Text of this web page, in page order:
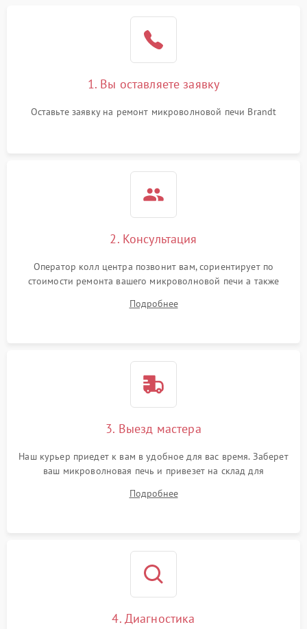
2200 ₽
Не работают сенсорные
1000 ₽
1. Вы оставляете заявку
Оставьте заявку на ремонт микроволновой печи Brandt
2. Консультация
Оператор колл центра позвонит вам, сориентирует по
стоимости ремонта вашего микроволновой печи а также
Подробнее
3. Выезд мастера
Наш курьер приедет к вам в удобное для вас время. Заберет
ваш микроволновая печь и привезет на склад для
Подробнее
4. Диагностика